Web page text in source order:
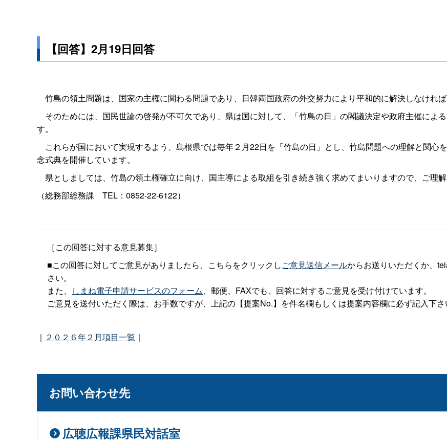
【回答】2月19日回答
竹島の領土問題は、国家の主権に関わる問題であり、日韓両国政府の外交努力により平和的に解決しなければ
そのためには、国民世論の啓発が不可欠であり、県は国に対して、「竹島の日」の閣議決定や政府主催によ
す。
これらが国において実現するよう、島根県では毎年２月22日を「竹島の日」とし、竹島問題への理解と関心
念式典を開催しています。
県としましては、竹島の領土権確立に向け、国主導による取組を引き続き強く求めてまいりますので、ご理解
（総務部総務課 TEL：0852-22-6122）
［この回答に対する意見募集］
■この回答に対してご意見がありましたら、こちらをクリックしご意見送信メールからお送りいただくか、
さい。
また、
しまね電子申請サービスのフォーム、郵便、FAXでも、回答に対するご意見を受け付けています。
ご意見を送付いただく際は、お手数ですが、上記の【提案No.】を件名欄もしくは提案内容欄に必ず記入下さ
｜ ２０２６年２月項目一覧 ｜
お問い合わせ先
広聴広報課県民対話室